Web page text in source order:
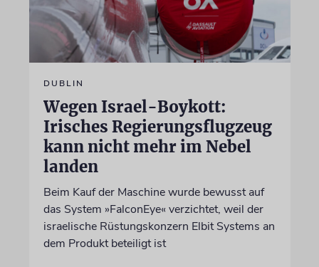
DUBLIN
Wegen Israel-Boykott:
Irisches Regierungsflugzeug
kann nicht mehr im Nebel
landen
Beim Kauf der Maschine wurde bewusst auf
das System »FalconEye« verzichtet, weil der
israelische Rüstungskonzern Elbit Systems an
dem Produkt beteiligt ist